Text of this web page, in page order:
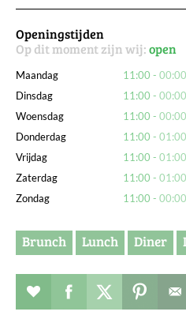
Openingstijden
Op dit moment zijn wij:open
Maandag 11:00
00:00
Dinsdag
11:00
00:00
Woensdag
11:00
00:00
Donderdag
11:00
01:00
Vrijdag
11:00
01:00
Zaterdag
11:00
01:00
Zondag
11:00 00:00
Brunch Lunch Diner
Restaurant toevoegen aan
Deel dit op facebook
Deel dit op